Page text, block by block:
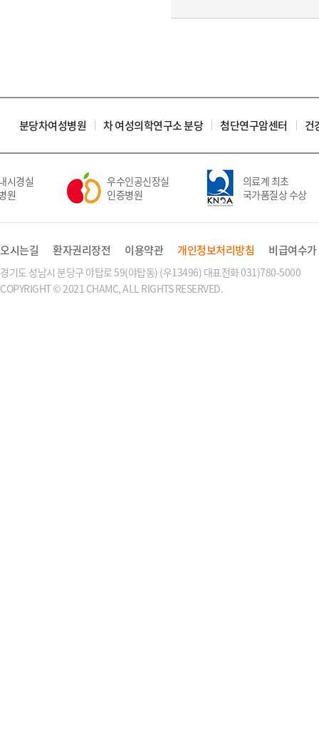
분당차여성병원 차 여성의학연구소 분당 첨단연구암센터 건
경실
원
우수인공신장실
인증병원
의료계 최초
국가품질상 수상
오시는길 환자권리장전 이용약관 개인정보처리방침 비급여수가
경기도 성남시 분당구 야탑로 59(야탑동) (우13496) 대표전화 031)780-5000
COPYRIGHT © 2021 CHAMC, ALL RIGHTS RESERVED.